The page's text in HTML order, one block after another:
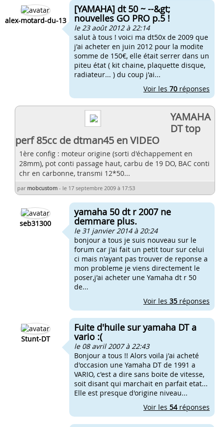
alex-motard-du-13
[YAMAHA] dt 50 ~ --&gt;
nouvelles GO PRO p.5 !
le 23 août 2012 à 22:14
salut à tous ! voici ma dt50x de 2009 que
j'ai acheter en juin 2012 pour la modite
somme de 150€, elle était serrer dans un
piteu état ( kit chaine, plaquette disque,
radiateur... ) du coup j'ai...
Voir les 70 réponses
YAMAHA
DT top
perf 85cc de dtman45 en VIDEO
1ère config : moteur origine (sorti d'échappement en
28mm), pot conti passage haut, carbu de 19 DO, BAC conti
chr en carbonne, transmi 12*50...
par mobcustom - le 17 septembre 2009 à 17:53
seb31300
yamaha 50 dt r 2007 ne
demmare plus.
le 31 janvier 2014 à 20:24
bonjour a tous je suis nouveau sur le
forum car j'ai fait un petit tour sur celui
ci mais n'ayant pas trouver de reponse a
mon probleme je viens directement le
poser,j'ai acheter une Yamaha dt r 50
de...
Voir les 35 réponses
Stunt-DT
Fuite d'huile sur yamaha DT a
vario :(
le 08 avril 2007 à 22:43
Bonjour a tous !! Alors voila j'ai acheté
d'occasion une Yamaha DT de 1991 a
VARIO, c'est a dire sans boite de vitesse,
soit disant qui marchait en parfait etat...
Elle est presque d'origine niveau...
Voir les 54réponses